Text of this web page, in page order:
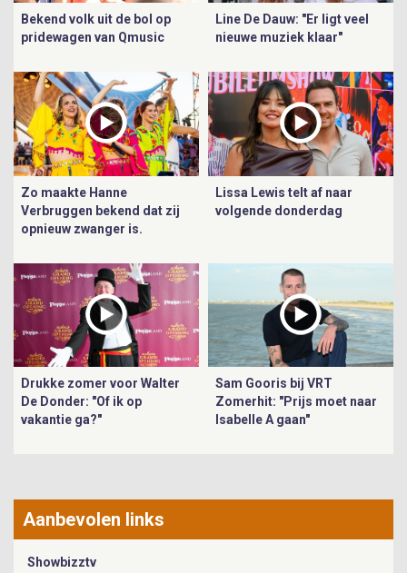
Bekend volk uit de bol op
pridewagen van Qmusic
Line De Dauw: "Er ligt veel
nieuwe muziek klaar"
Zo maakte Hanne
Verbruggen bekend dat zij
opnieuw zwanger is.
Lissa Lewis telt af naar
volgende donderdag
Drukke zomer voor Walter
De Donder: "Of ik op
vakantie ga?"
Sam Gooris bij VRT
Zomerhit: "Prijs moet naar
Isabelle A gaan"
Aanbevolen links
Showbizztv